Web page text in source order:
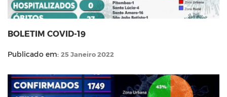
BOLETIM COVID-19
Publicado em: 25 Janeiro 2022